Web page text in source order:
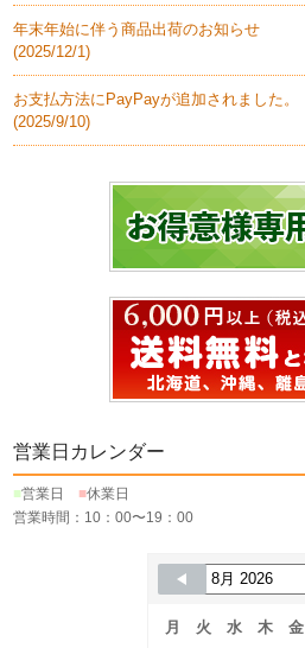
年末年始に伴う商品出荷のお知らせ
(2025/12/1)
お支払方法にPayPayが追加されました。
(2025/9/10)
営業日カレンダー
■営業日 ■休業日
営業時間：10：00〜19：00
月 火 水 木 金